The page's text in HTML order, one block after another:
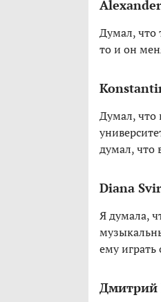
Думал, что
то и он
Думал, что
думал, что
Diana
Я думала,
ему играть
Дмитрий